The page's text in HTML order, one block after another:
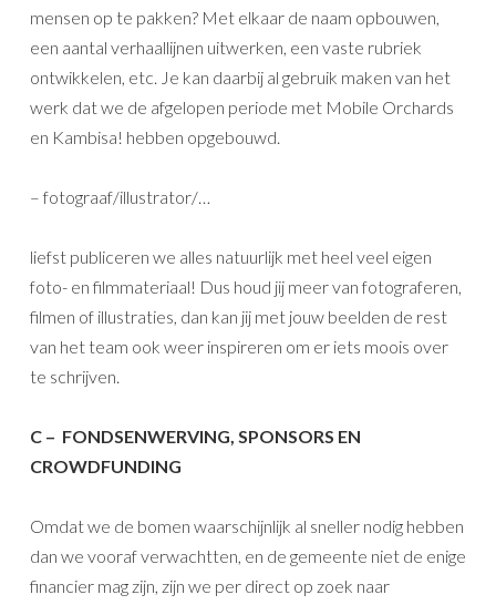
mensen op te pakken? Met elkaar de naam opbouwen,
een aantal verhaallijnen uitwerken, een vaste rubriek
ontwikkelen, etc. Je kan daarbij al gebruik maken van het
werk dat we de afgelopen periode met Mobile Orchards
en Kambisa! hebben opgebouwd.
– fotograaf/illustrator/…
liefst publiceren we alles natuurlijk met heel veel eigen
foto- en filmmateriaal! Dus houd jij meer van fotograferen,
filmen of illustraties, dan kan jij met jouw beelden de rest
van het team ook weer inspireren om er iets moois over
te schrijven.
C – FONDSENWERVING, SPONSORS EN
CROWDFUNDING
Omdat we de bomen waarschijnlijk al sneller nodig hebben
dan we vooraf verwachtten, en de gemeente niet de enige
financier mag zijn, zijn we per direct op zoek naar